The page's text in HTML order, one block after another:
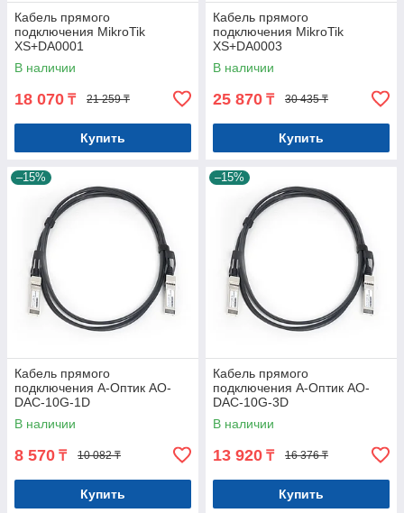
Кабель прямого
подключения MikroTik
XS+DA0001
В наличии
18 070 ₸ 21 259 ₸
Купить
Кабель прямого
подключения MikroTik
XS+DA0003
В наличии
25 870 ₸ 30 435 ₸
Купить
–15%
Кабель прямого
подключения А-Оптик AO-
DAC-10G-1D
В наличии
8 570 ₸ 10 082 ₸
Купить
–15%
Кабель прямого
подключения А-Оптик AO-
DAC-10G-3D
В наличии
13 920 ₸ 16 376 ₸
Купить